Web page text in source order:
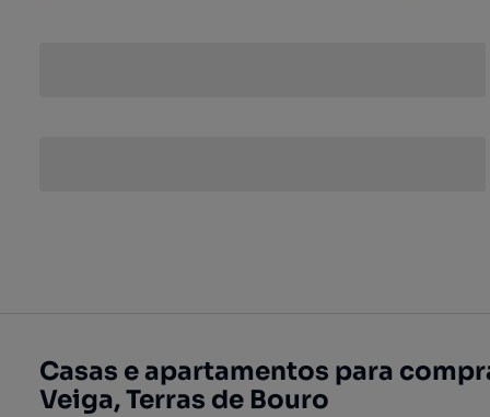
Casas e apartamentos para
Veiga, Terras de Bouro